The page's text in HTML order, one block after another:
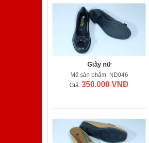
Giày nữ
Mã sản phẩm: ND046
Giá: 350.000 VNĐ